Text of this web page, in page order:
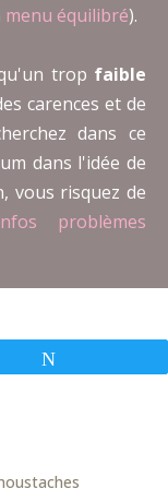
équilibré).
trop faible
carences et de
dans ce
dans l'idée de
vous risquez de
problèmes